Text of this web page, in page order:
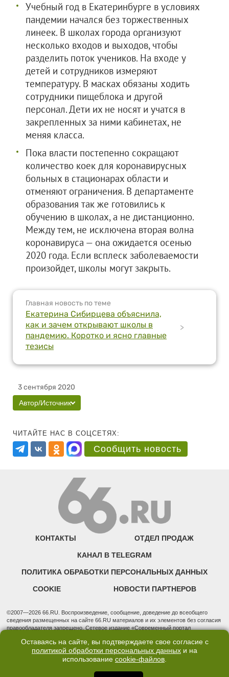
Учебный год в Екатеринбурге в условиях
пандемии начался без торжественных
линеек. В школах города организуют
несколько входов и выходов, чтобы
разделить поток учеников. На входе у
детей и сотрудников измеряют
температуру. В масках обязаны ходить
сотрудники пищеблока и другой
персонал. Дети их не носят и учатся в
закрепленных за ними кабинетах, не
меняя класса.
Пока власти постепенно сокращают
количество коек для коронавирусных
больных в стационарах области и
отменяют ограничения. В департаменте
образования так же готовились к
обучению в школах, а не дистанционно.
Между тем, не исключена вторая волна
коронавируса — она ожидается осенью
2020 года. Если всплеск заболеваемости
произойдет, школы могут закрыть.
Главная новость по теме
Екатерина Сибирцева объяснила,
как и зачем открывают школы в
пандемию. Коротко и ясно главные
тезисы
>
3 сентября 2020
Автор/Источник
ЧИТАЙТЕ НАС В СОЦСЕТЯХ:
Сообщить новость
КОНТАКТЫ ОТДЕЛ ПРОДАЖ
КАНАЛ В TELEGRAM
ПОЛИТИКА ОБРАБОТКИ ПЕРСОНАЛЬНЫХ ДАННЫХ
COOKIE НОВОСТИ ПАРТНЕРОВ
©2007—2026 66.RU. Воспроизведение, сообщение, доведение до всеобщего
сведения размещенных на сайте 66.RU материалов и их элементов без согласия
правообладателя запрещено. Сетевое издание «Современный портал
надзору в сфере связи, информационных технологий и массовых коммуникаций
(Роскомнадзор). Регистрационный номер ЭЛ № ФС 77 - 76634 от 02.09.2019
Учредитель: Общество с ограниченной ответственностью "66.ру". Юридический
3, оф. 7015 Фактический адрес редакции и отдела продаж: 620014, Свердловская
Оставаясь на сайте, вы подтверждаете свое согласие с
политикой обработки персональных данных и на
использование cookie-файлов.